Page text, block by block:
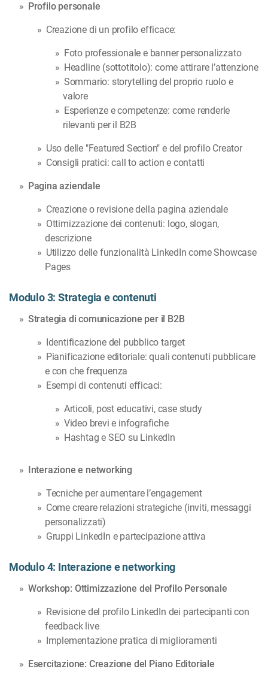
Profilo personale
Creazione di un profilo efficace:
Foto professionale e banner personalizzato
Headline (sottotitolo): come attirare l’attenzione
Sommario: storytelling del proprio ruolo e
valore
Esperienze e competenze: come renderle
rilevanti per il B2B
Uso delle "Featured Section" e del profilo Creator
Consigli pratici: call to action e contatti
Pagina aziendale
Creazione o revisione della pagina aziendale
Ottimizzazione dei contenuti: logo, slogan,
descrizione
Utilizzo delle funzionalità LinkedIn come Showcase
Pages
Modulo 3: Strategia e contenuti
Strategia di comunicazione per il B2B
Identificazione del pubblico target
Pianificazione editoriale: quali contenuti pubblicare
e con che frequenza
Esempi di contenuti efficaci:
Articoli, post educativi, case study
Video brevi e infografiche
Hashtag e SEO su LinkedIn
Interazione e networking
Tecniche per aumentare l’engagement
Come creare relazioni strategiche (inviti, messaggi
personalizzati)
Gruppi LinkedIn e partecipazione attiva
Modulo 4: Interazione e networking
Workshop: Ottimizzazione del Profilo Personale
Revisione del profilo LinkedIn dei partecipanti con
feedback live
Implementazione pratica di miglioramenti
Esercitazione: Creazione del Piano Editoriale